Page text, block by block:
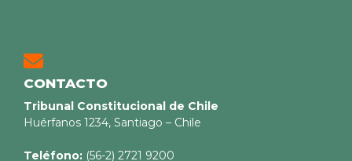
CONTACTO
Tribunal Constitucional de Chile
Huérfanos 1234, Santiago – Chile
Teléfono: (56-2) 2721 9200